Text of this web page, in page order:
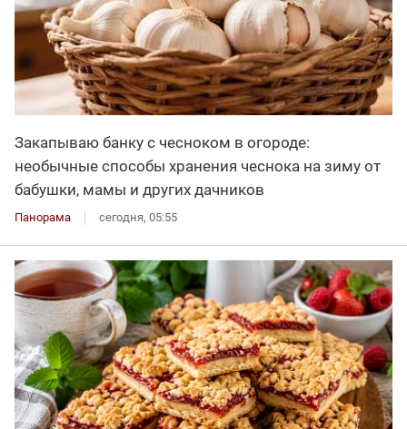
Закапываю банку с чесноком в огороде:
необычные способы хранения чеснока на зиму от
бабушки, мамы и других дачников
Панорама сегодня, 05:55